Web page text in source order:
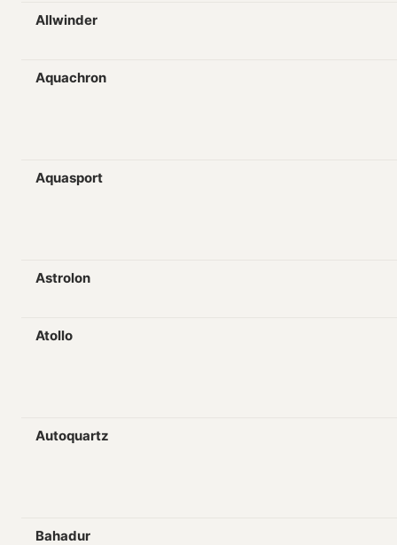
Allwinder
Aquachron
Aquasport
Astrolon
Atollo
Autoquartz
Bahadur